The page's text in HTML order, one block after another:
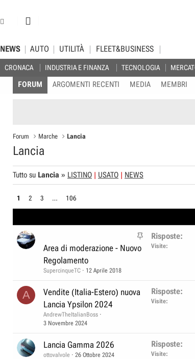
NEWS
CRONACA INDUSTRIA E FINANZA TECNOLOGIA
AUTO UTILITÀ FLEET&BUSINESS
FORUM ARGOMENTI RECENTI MEDIA MEMBRI
Forum Marche Lancia
Lancia
Tutto su Lancia » LISTINO USATO NEWS
1 2 3 … 106
I
Area di moderazione - Nuovo
Regolamento
SupercinqueTC 12 Aprile 2018
Risposte
Visite
A
Vendite (Italia-Estero) nuova
Lancia Ypsilon 2024
AndrewTheItalianBoss
3 Novembre 2024
Risposte
Visite
Lancia Gamma 2026
ottovalvole 26 Ottobre 2024
Risposte
Visite